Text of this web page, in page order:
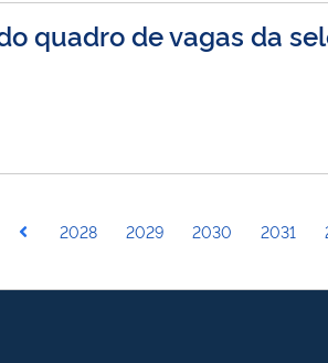
quadro de vagas da
2028 2029 2030 2031